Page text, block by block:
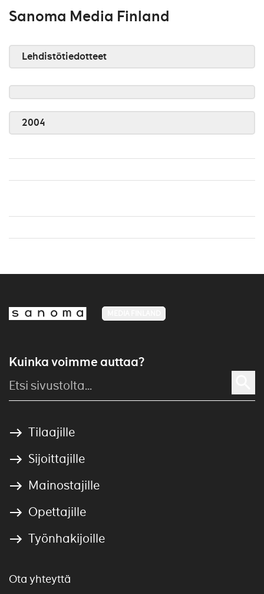
Sanoma Media Finland
Lehdistötiedotteet
2004
Kuinka voimme auttaa?
Tilaajille
Sijoittajille
Mainostajille
Opettajille
Työnhakijoille
Ota yhteyttä